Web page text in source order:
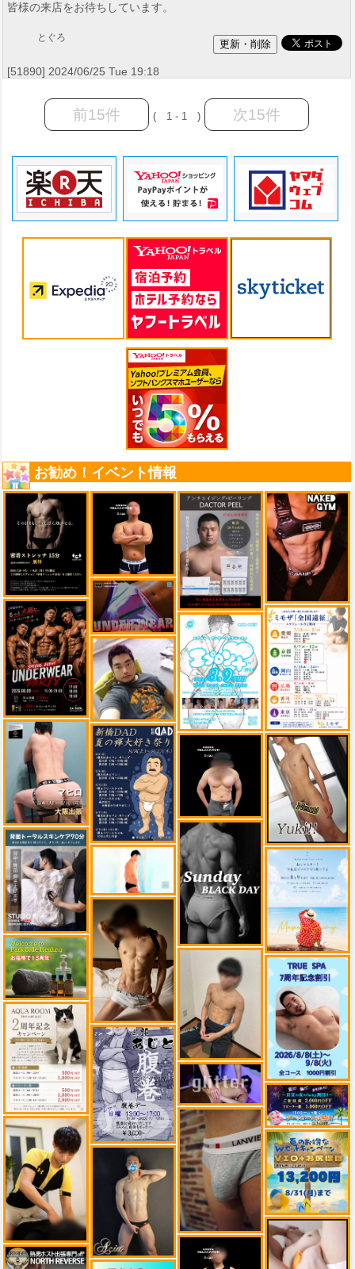
皆様の来店をお待ちしています。
とぐろ
[51890] 2024/06/25 Tue 19:18
前15件 ( 1 - 1 ) 次15件
お勧め！イベント情報